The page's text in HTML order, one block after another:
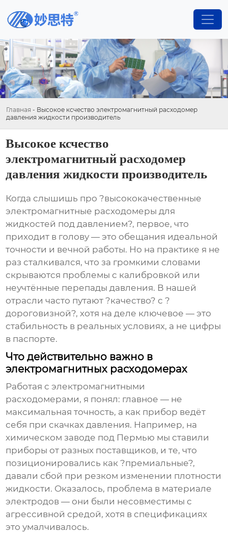
Главная - Высокое ксчество электромагнитный расходомер
давления жидкости производитель
Высокое ксчество
электромагнитный расходомер
давления жидкости производитель
Когда слышишь про ?высококачественные
электромагнитные расходомеры для
жидкостей под давлением?, первое, что
приходит в голову — это обещания идеальной
точности и вечной работы. Но на практике я не
раз сталкивался, что за громкими словами
скрываются проблемы с калибровкой или
неучтённые перепады давления. В нашей
отрасли часто путают ?качество? с ?
дороговизной?, хотя на деле ключевое — это
стабильность в реальных условиях, а не цифры
в паспорте.
Что действительно важно в
электромагнитных расходомерах
Работая сэлектромагнитными
расходомерами, я понял: главное — не
максимальная точность, а как прибор ведёт
себя при скачках давления. Например, на
химическом заводе под Пермью мы ставили
приборы от разных поставщиков, и те, что
позиционировались как ?премиальные?,
давали сбой при резком изменении плотности
жидкости. Оказалось, проблема в материале
электродов — они были несовместимы с
агрессивной средой, хотя в спецификациях
это умалчивалось.